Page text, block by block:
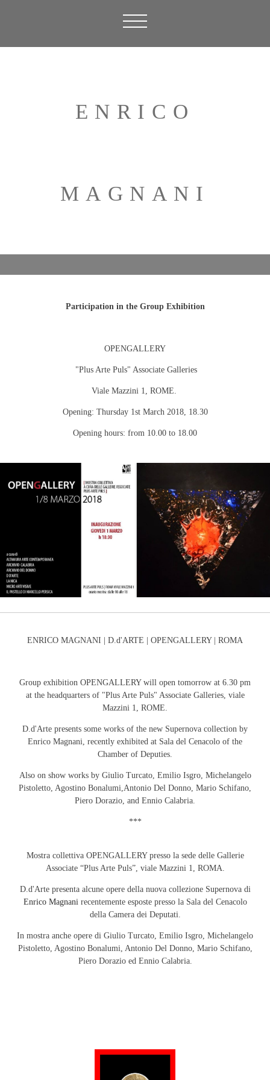
ENRICO
MAGNANI
Participation in the Group Exhibition
OPENGALLERY
"Plus Arte Puls" Associate Galleries
Viale Mazzini 1, ROME.
Opening: Thursday 1st March 2018, 18.30
Opening hours: from 10.00 to 18.00
ENRICO MAGNANI | D.d'ARTE | OPENGALLERY | ROMA
Group exhibition OPENGALLERY will open tomorrow at 6.30 pm
at the headquarters of "Plus Arte Puls" Associate Galleries, viale
Mazzini 1, ROME.
D.d'Arte presents some works of the new Supernova collection by
Enrico Magnani, recently exhibited at Sala del Cenacolo of the
Chamber of Deputies.
Also on show works by Giulio Turcato, Emilio Isgro, Michelangelo
Pistoletto, Agostino Bonalumi,Antonio Del Donno, Mario Schifano,
Piero Dorazio, and Ennio Calabria.
***
Mostra collettiva OPENGALLERY presso la sede delle Gallerie
Associate “Plus Arte Puls”, viale Mazzini 1, ROMA.
D.d'Arte presenta alcune opere della nuova collezione Supernova di
Enrico Magnanirecentemente esposte presso la Sala del Cenacolo
della Camera dei Deputati.
In mostra anche opere di Giulio Turcato, Emilio Isgro, Michelangelo
Pistoletto, Agostino Bonalumi, Antonio Del Donno, Mario Schifano,
Piero Dorazio ed Ennio Calabria.